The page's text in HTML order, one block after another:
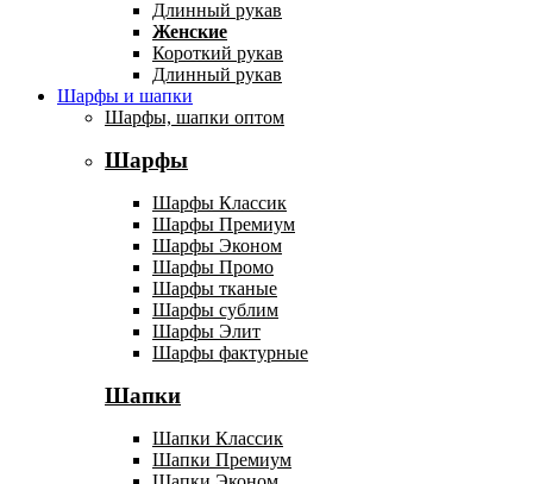
Длинный рукав
Женские
Короткий рукав
Длинный рукав
Шарфы и шапки
Шарфы, шапки оптом
Шарфы
Шарфы Классик
Шарфы Премиум
Шарфы Эконом
Шарфы Промо
Шарфы тканые
Шарфы сублим
Шарфы Элит
Шарфы фактурные
Шапки
Шапки Классик
Шапки Премиум